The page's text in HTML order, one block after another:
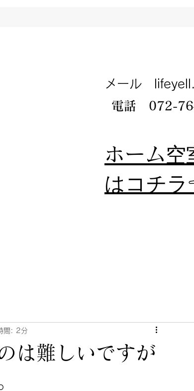
メール
電話 072-
​ホーム空
はコチ
は難しいですが
間: 2分